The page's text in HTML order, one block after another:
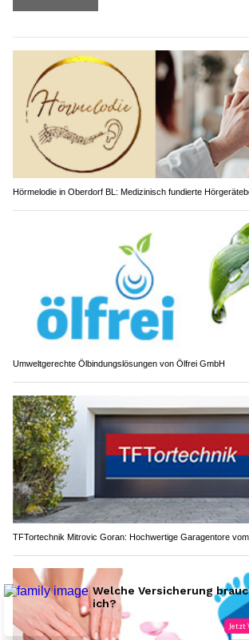
Hörmelodie in Oberdorf BL: Medizinisch fundierte
Umweltgerechte Ölbindungslösungen von Ölfrei GmbH
TFTortechnik Mitrovic Goran: Hochwertige Garagentore